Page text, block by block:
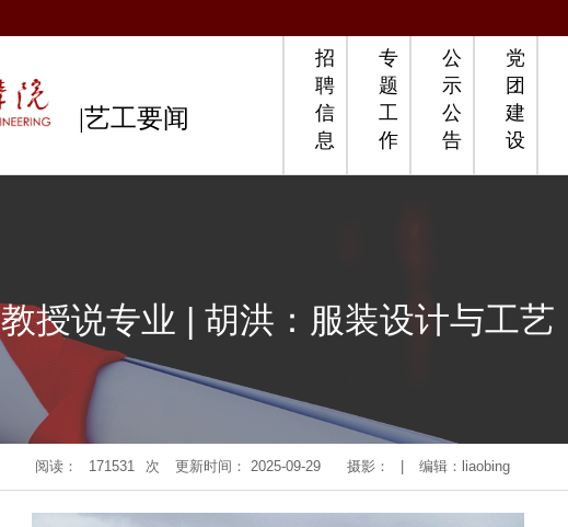
|艺工要闻
党
团
建
设
公
示
公
告
专
题
工
作
招
聘
信
息
教授说专业 | 胡洪：服装设计与工艺
阅读： 171531 次 更新时间： 2025-09-29 摄影： 编辑：liaobing